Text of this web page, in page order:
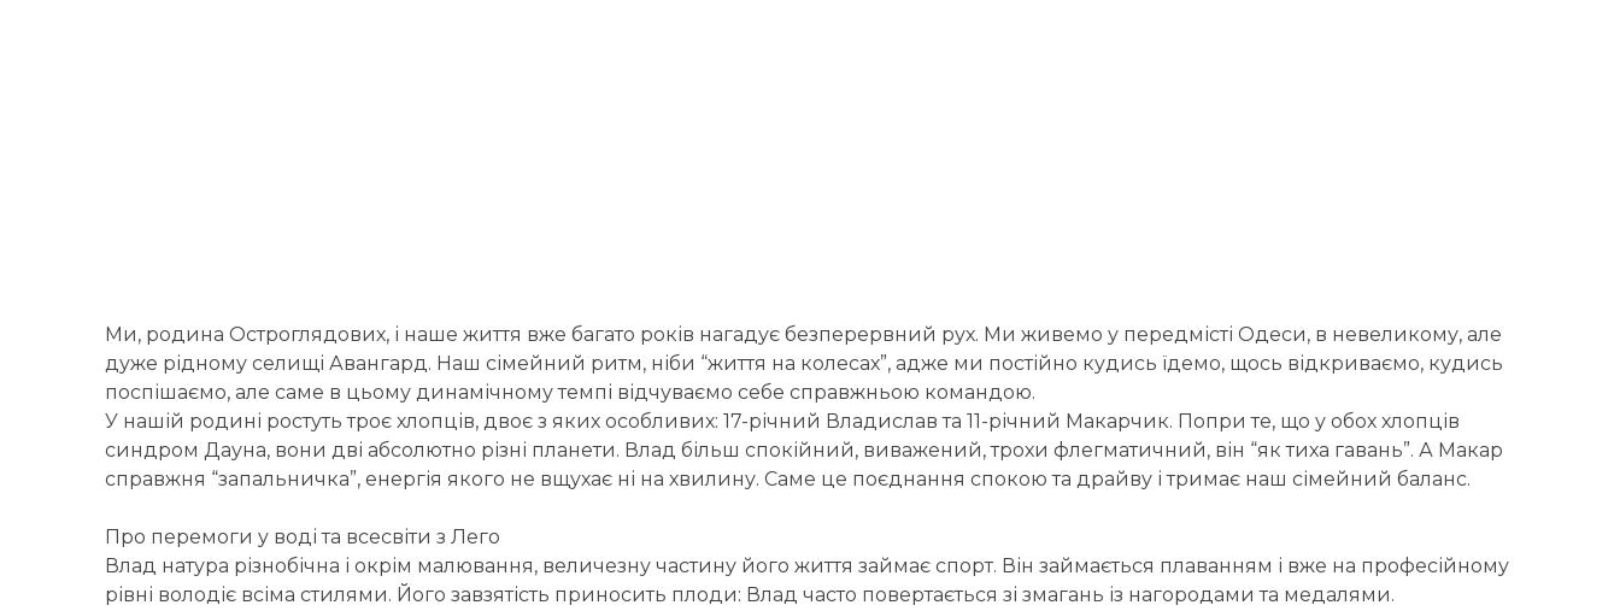
Ми, родина Остроглядових, і наше життя вже багато років нагадує безперервний рух. Ми живемо у передмісті Одеси, в невеликому, але
дуже рідному селищі Авангард. Наш сімейний ритм, ніби “життя на колесах”, адже ми постійно кудись їдемо, щось відкриваємо, кудись
поспішаємо, але саме в цьому динамічному темпі відчуваємо себе справжньою командою.
У нашій родині ростуть троє хлопців, двоє з яких особливих: 17-річний Владислав та 11-річний Макарчик. Попри те, що у обох хлопців
синдром Дауна, вони дві абсолютно різні планети. Влад більш спокійний, виважений, трохи флегматичний, він “як тиха гавань”. А Макар
справжня “запальничка”, енергія якого не вщухає ні на хвилину. Саме це поєднання спокою та драйву і тримає наш сімейний баланс.
Про перемоги у воді та всесвіти з Лего
Влад натура різнобічна і окрім малювання, величезну частину його життя займає спорт. Він займається плаванням і вже на професійному
рівні володіє всіма стилями. Його завзятість приносить плоди: Влад часто повертається зі змагань із нагородами та медалями.